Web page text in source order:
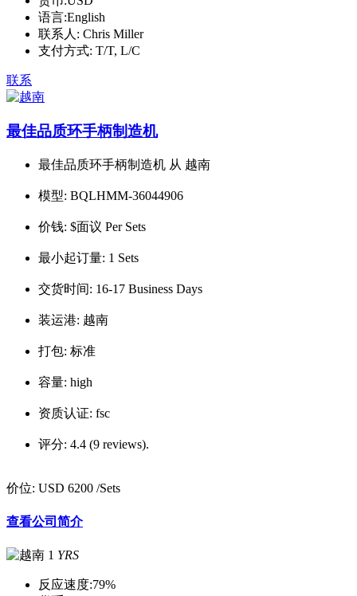
语言:English
联系人: Chris Miller
支付方式: T/T, L/C
联系
最佳品质环手柄制造机
最佳品质环手柄制造机 从 越南
模型: BQLHMM-36044906
价钱: $面议 Per Sets
最小起订量: 1 Sets
交货时间: 16-17 Business Days
装运港: 越南
打包: 标准
容量: high
资质认证: fsc
评分: 4.4 (9 reviews).
价位: USD 6200 /Sets
查看公司简介
1 YRS
反应速度:79%